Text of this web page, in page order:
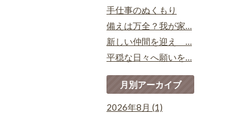
手仕事のぬくもり
備えは万全？我が家…
新しい仲間を迎え …
平穏な日々へ願いを…
月別アーカイブ
2026年8月 (1)